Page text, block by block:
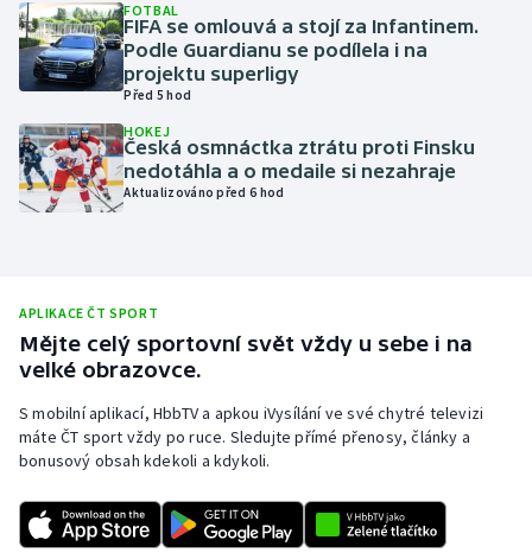
Motorsport
Olympijské hry
Parasport
Plavání
Ragby
Rychlobruslení
Rychlostní kanoistika
Sportovní střelba
FOTBAL
FIFA se omlouvá a stojí za Infantinem.
Podle Guardianu se podílela i na
projektu superligy
Před 5 hod
HOKEJ
Česká osmnáctka ztrátu proti Finsku
nedotáhla a o medaile si nezahraje
Aktualizováno před 6 hod
APLIKACE ČT SPORT
Mějte celý sportovní svět vždy u sebe i na
velké obrazovce.
S mobilní aplikací, HbbTV a apkou iVysílání ve své chytré televizi
máte ČT sport vždy po ruce. Sledujte přímé přenosy, články a
bonusový obsah kdekoli a kdykoli.